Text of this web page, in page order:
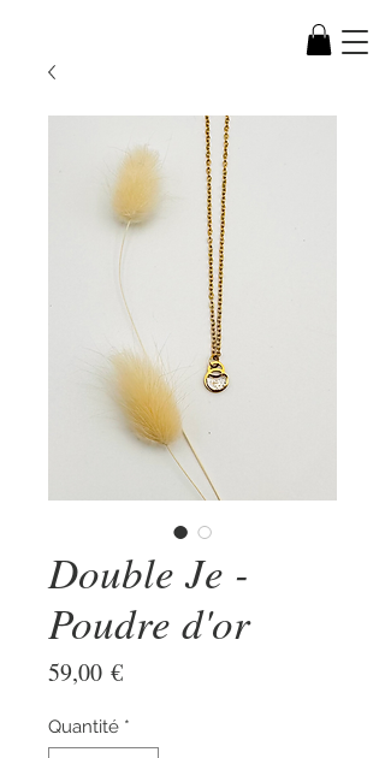
Double Je -
Poudre d'or
59,00 €Prix
Quantité *